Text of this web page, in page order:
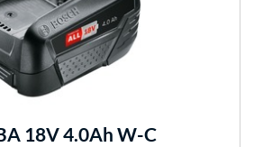
18V 4.0Ah W-C